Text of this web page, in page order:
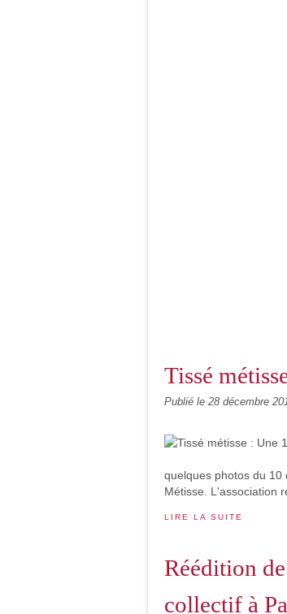
Tissé
Publié le 28 décembre
quelques photos du 10
Métisse. L'association
LIRE LA SUITE
Réédition
collectif à